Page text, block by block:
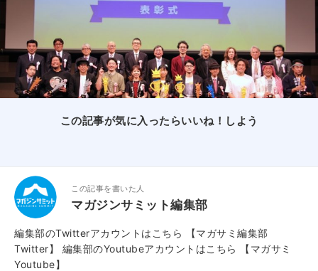
この記事が気に入ったらいいね！しよう
この記事を書いた人
マガジンサミット編集部
編集部のTwitterアカウントはこちら
【マガサミ編集部
Twitter】
編集部のYoutubeアカウントはこちら
【マガサミ
Youtube】